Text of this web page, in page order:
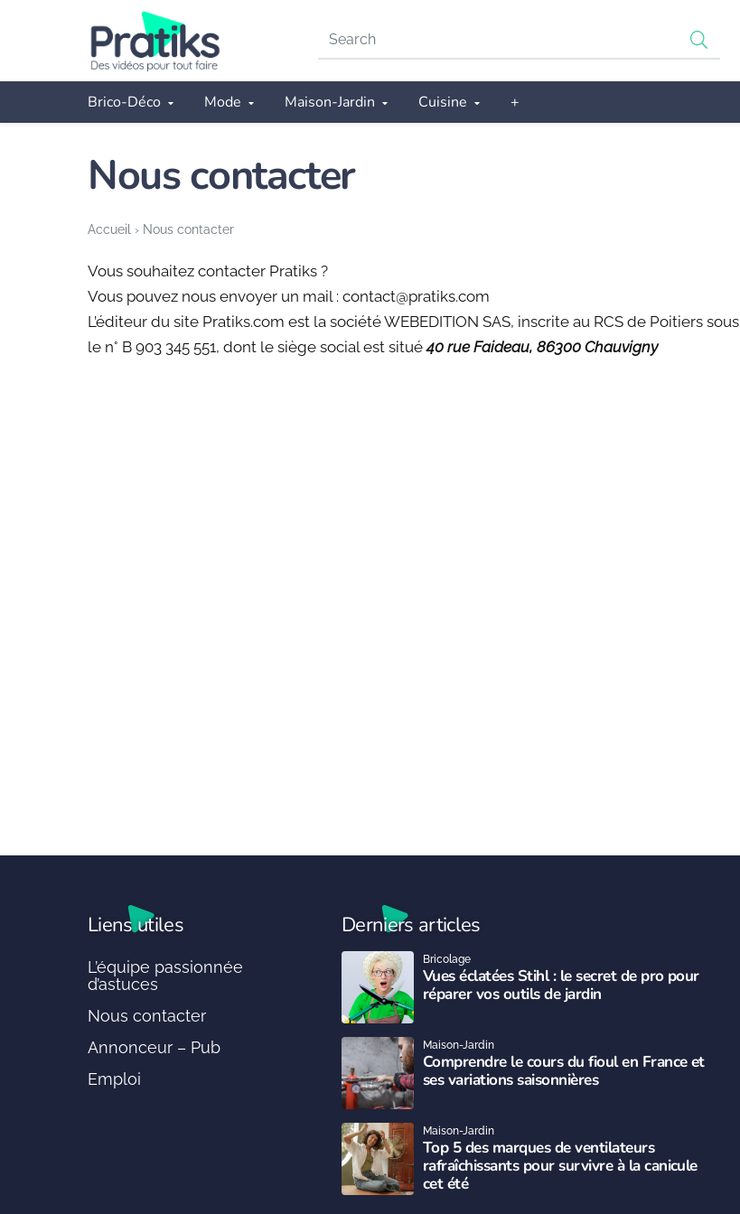
Search
Brico-Déco Mode Maison-Jardin Cuisine +
Accueil › Nous contacter
Nous contacter
Vous souhaitez contacter Pratiks ?
Vous pouvez nous envoyer un mail : contact@pratiks.com
L’éditeur du site Pratiks.com est la société WEBEDITION SAS, inscrite au RCS de Poitiers sous
le n° B 903 345 551, dont le siège social est situé40 rue Faideau, 86300 Chauvigny
Liens utiles
L’équipe passionnée
d’astuces
Nous contacter
Annonceur – Pub
Emploi
Derniers articles
Vues éclatées Stihl : le secret de pro pour
réparer vos outils de jardin
Bricolage
Comprendre le cours du fioul en France et
ses variations saisonnières
Maison-Jardin
Top 5 des marques de ventilateurs
rafraîchissants pour survivre à la canicule
cet été
Maison-Jardin